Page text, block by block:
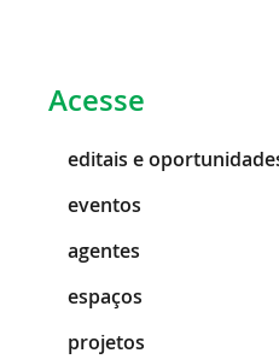
Acesse
editais e
eventos
agentes
espaços
projetos